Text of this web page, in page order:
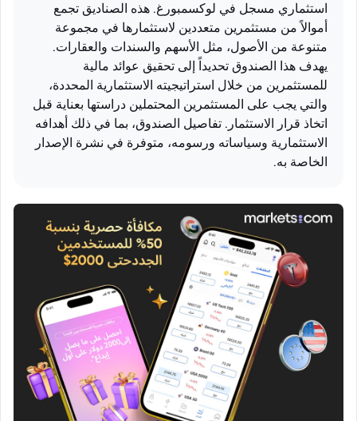
استثماري مسجل في لوكسمبورغ. هذه الصناديق تجمع
أموالاً من مستثمرين متعددين لاستثمارها في مجموعة
متنوعة من الأصول، مثل الأسهم والسندات والعقارات.
يهدف هذا الصندوق تحديداً إلى تحقيق عوائد مالية
للمستثمرين من خلال استراتيجيته الاستثمارية المحددة،
والتي يجب على المستثمرين المحتملين دراستها بعناية قبل
اتخاذ قرار الاستثمار. تفاصيل الصندوق، بما في ذلك أهدافه
الاستثمارية وسياساته ورسومه، متوفرة في نشرة الإصدار
الخاصة به.